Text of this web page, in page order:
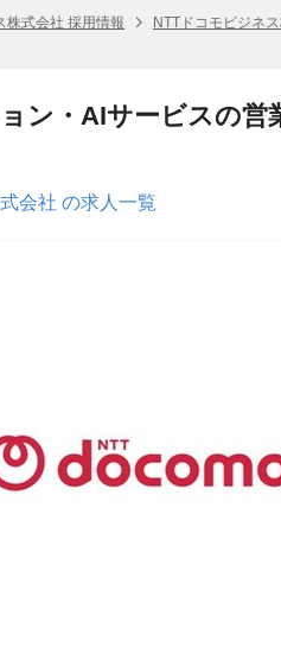
株式会社 採用情報 NTTドコモビジネ
ン・AIサービスの
会社 の求人一覧